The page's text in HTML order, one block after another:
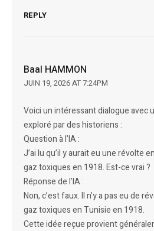
REPLY
Baal HAMMON
JUIN 19, 2026 AT 7:24PM
Voici un intéressant dialogue avec
exploré par des historiens :
Question à l’IA :
J’ai lu qu’il y aurait eu une révolte
gaz toxiques en 1918. Est-ce vrai ?
Réponse de l’IA :
Non, c’est faux. Il n’y a pas eu de
gaz toxiques en Tunisie en 1918.
Cette idée reçue provient